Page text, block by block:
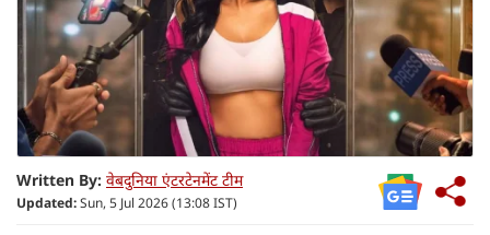
Written By: वेबदुनिया एंटरटेनमेंट टीम
Updated:Sun, 5 Jul 2026 (13:08 IST)